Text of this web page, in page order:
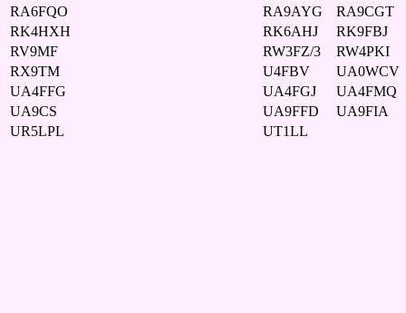
RA6FQO
RA9AYG
RA9CGT
RK4HXH
RK6AHJ
RK9FBJ
RV9MF
RW3FZ/3
RW4PKI
RX9TM
U4FBV
UA0WCV
UA4FFG
UA4FGJ
UA4FMQ
UA9CS
UA9FFD
UA9FIA
UR5LPL
UT1LL